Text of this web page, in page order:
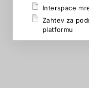
Interspace
Zahtev za
platformu